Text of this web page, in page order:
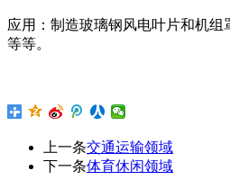
应用：制造玻璃钢风电叶片和机
等等。
上一条交通运输领域
下一条体育休闲领域